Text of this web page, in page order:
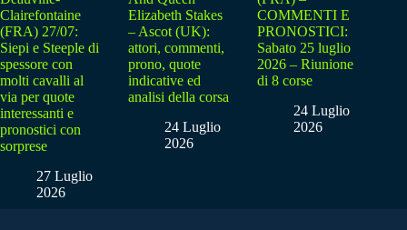
Clairefontaine
(FRA) 27/07:
Siepi e Steeple di
spessore con
molti cavalli al
via per quote
interessanti e
pronostici con
sorprese
27 Luglio
2026
Elizabeth Stakes
– Ascot (UK):
attori, commenti,
prono, quote
indicative ed
analisi della corsa
24 Luglio
2026
COMMENTI E
PRONOSTICI:
Sabato 25 luglio
2026 – Riunione
di 8 corse
24 Luglio
2026